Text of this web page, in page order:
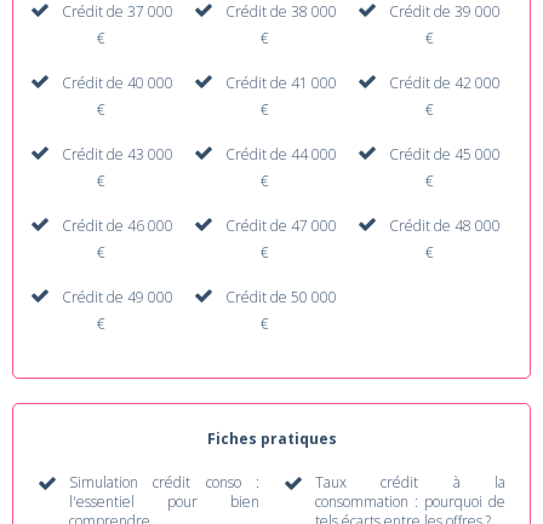
Crédit de 37 000
€
Crédit de 38 000
€
Crédit de 39 000
€
Crédit de 40 000
€
Crédit de 41 000
€
Crédit de 42 000
€
Crédit de 43 000
€
Crédit de 44 000
€
Crédit de 45 000
€
Crédit de 46 000
€
Crédit de 47 000
€
Crédit de 48 000
€
Crédit de 49 000
€
Crédit de 50 000
€
Fiches pratiques
Simulation crédit conso :
l'essentiel pour bien
Taux crédit à la
consommation : pourquoi de